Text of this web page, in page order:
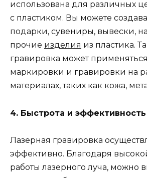
использована для различных
с пластиком. Вы можете
подарки, сувениры, вывески,
прочие изделия из пластика.
гравировка может
маркировки и гравировки на
материалах, таких как кожа,
4. Быстрота и эффективность
Лазерная гравировка
эффективно. Благодаря
работы лазерного луча, можно